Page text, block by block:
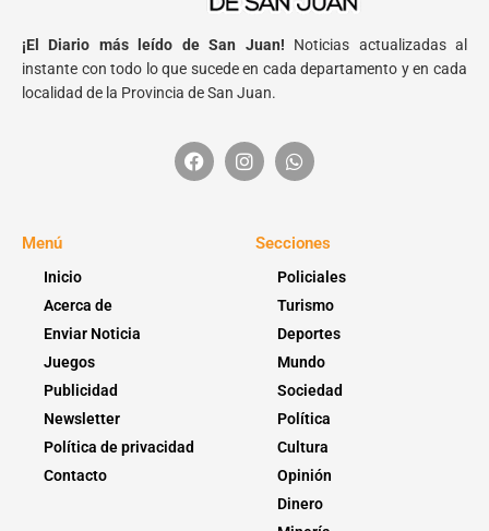
¡El Diario más leído de San Juan! Noticias actualizadas al
instante con todo lo que sucede en cada departamento y en cada
localidad de la Provincia de San Juan.
Menú
Inicio
Acerca de
Enviar Noticia
Juegos
Publicidad
Newsletter
Política de privacidad
Contacto
Secciones
Policiales
Turismo
Deportes
Mundo
Sociedad
Política
Cultura
Opinión
Dinero